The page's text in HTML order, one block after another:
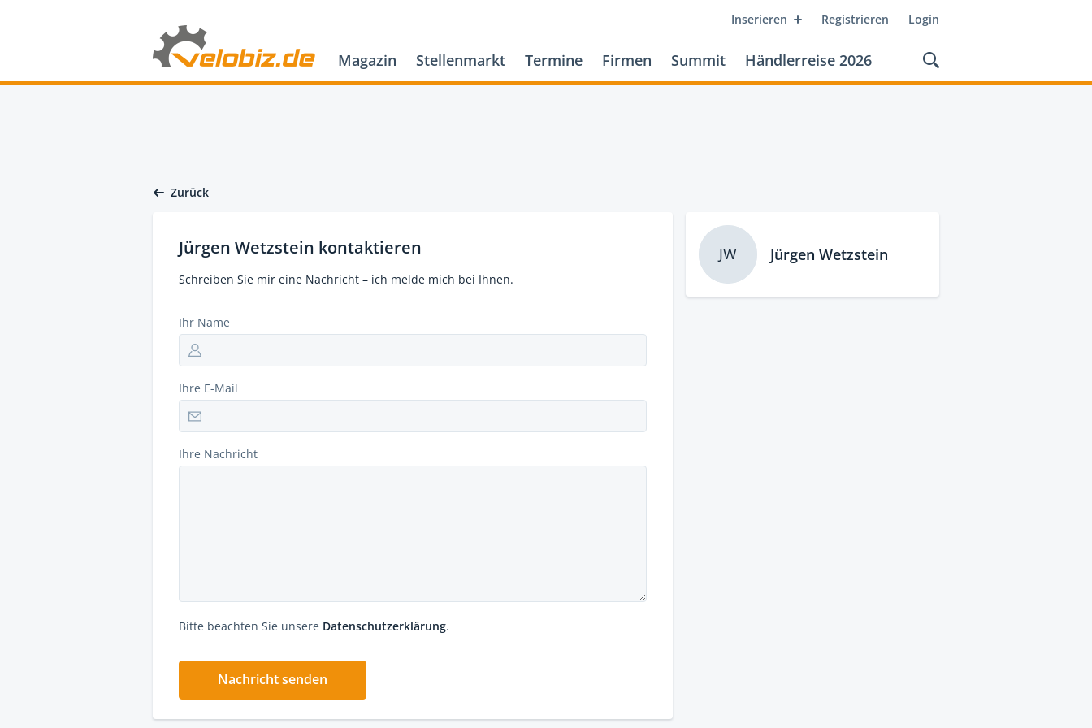
Inserieren Registrieren Login
Magazin Stellenmarkt Termine Firmen Summit Händlerreise 2026
Zurück
Jürgen Wetzstein kontaktieren
Schreiben Sie mir eine Nachricht – ich melde mich bei Ihnen.
Ihr Name
Ihre E-Mail
Ihre Nachricht
Bitte beachten Sie unsere Datenschutzerklärung.
Nachricht senden
JW Jürgen Wetzstein